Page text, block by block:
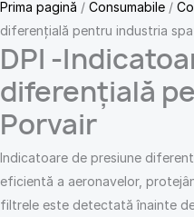
Prima pagină /Consumabile /
diferențială pentru industria
DPI -
diferențială
Porvair
Indicatoare de presiune
eficientă a aeronavelor,
filtrele este detectată înainte